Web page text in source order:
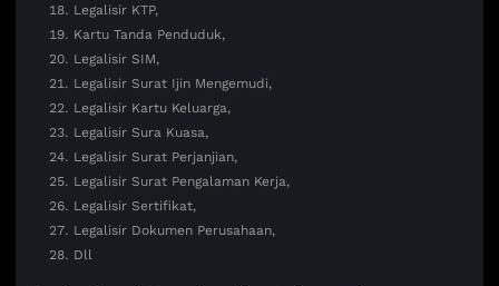
Legalisir KTP,
Kartu Tanda Penduduk,
Legalisir SIM,
Legalisir Surat Ijin Mengemudi,
Legalisir Kartu Keluarga,
Legalisir Sura Kuasa,
Legalisir Surat Perjanjian,
Legalisir Surat Pengalaman Kerja,
Legalisir Sertifikat,
Legalisir Dokumen Perusahaan,
Dll